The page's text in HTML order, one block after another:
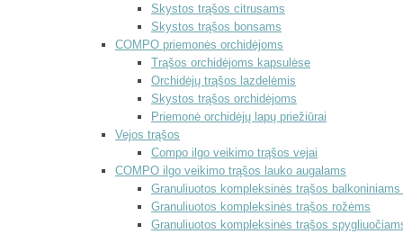
Skystos trąšos citrusams
Skystos trąšos bonsams
COMPO priemonės orchidėjoms
Trąšos orchidėjoms kapsulėse
Orchidėjų trąšos lazdelėmis
Skystos trąšos orchidėjoms
Priemonė orchidėjų lapų priežiūrai
Vejos trąšos
Compo ilgo veikimo trąšos vejai
COMPO ilgo veikimo trąšos lauko augalams
Granuliuotos kompleksinės trąšos balkoniniams
Granuliuotos kompleksinės trąšos rožėms
Granuliuotos kompleksinės trąšos